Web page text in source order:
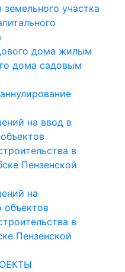
земельного участка
дома жилым
дома садовым
на ввод в
в
Пензенской
на
объектов
в
Пензенской